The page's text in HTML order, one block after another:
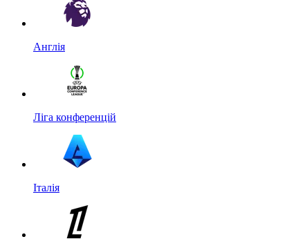
Англія
Ліга конференцій
Італія